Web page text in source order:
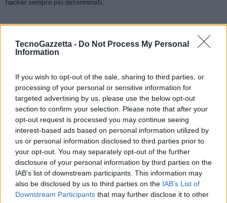
TecnoGazzetta - Do Not Process My Personal
Information
If you wish to opt-out of the sale, sharing to third parties, or
processing of your personal or sensitive information for
targeted advertising by us, please use the below opt-out
section to confirm your selection. Please note that after your
opt-out request is processed you may continue seeing
interest-based ads based on personal information utilized by
us or personal information disclosed to third parties prior to
your opt-out. You may separately opt-out of the further
disclosure of your personal information by third parties on the
IAB’s list of downstream participants. This information may
also be disclosed by us to third parties on the IAB’s List of
Downstream Participants that may further disclose it to other
hacker sempre più determinati.
loro prossimi principali obiettivi.
disponibili che possono essere prese di mira, che si tratti di
credenziali ufficiali delComitato Olimpico Internazionale (CIO)
informazioni sui piani di marketing delle aziende sponsor o
provenienti da tecnologie wearable e dispositivi connessi utilizzati
da atleti e allenatori per monitorare le prestazioni, è chiaro che i
Giochi Olimpici non sono solo un semplice evento sportivo, ma
rappresentano un’industria da miliardi di euro che richiede una vigile
protezione durante l’intero periodo delle competizioni. Inoltre, la
formazione continua degli utenti che accedono ai sistemi, inclusi il
personale, gli spettatori e gli atleti, non dovrebbe essere trascurata